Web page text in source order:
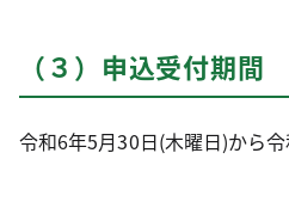
（３）申込受付期間
令和6年5月30日(木曜日)から